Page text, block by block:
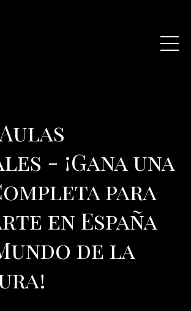
- ¡Gana una
para
en España
de la